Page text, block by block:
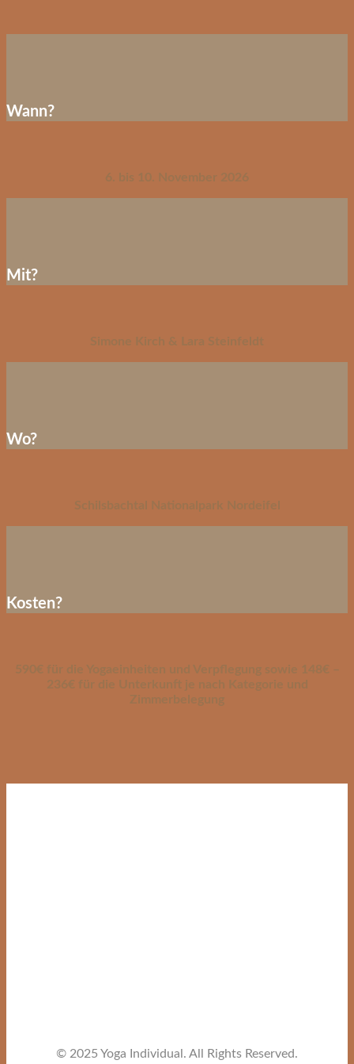
Wann?
6. bis 10. November 2026
Mit?
Simone Kirch & Lara Steinfeldt
Wo?
Schilsbachtal Nationalpark Nordeifel
Kosten?
590€ für die Yogaeinheiten und Verpflegung sowie 148€ –
236€ für die Unterkunft je nach Kategorie und
Zimmerbelegung
© 2025 Yoga Individual. All Rights Reserved.